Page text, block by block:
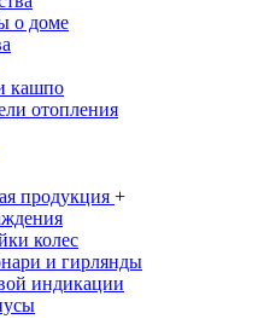
о доме
кашпо
отопления
продукция +
колес
и гирлянды
индикации